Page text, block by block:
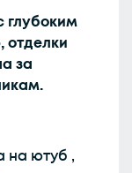
глубоким
отделки
за
на ютуб ,